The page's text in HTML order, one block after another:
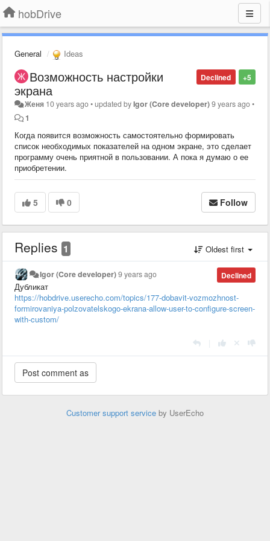
hobDrive
General Ideas
+5
Declined
Возможность настройки
экрана
Женя 10 years ago•updated byIgor (Core developer)9 years ago•
1
Когда появится возможность самостоятельно формировать
список необходимых показателей на одном экране, это сделает
программу очень приятной в пользовании. А пока я думаю о ее
приобретении.
5 0 Follow
Replies 1 Oldest first
Declined
Igor (Core developer)9 years ago
Дубликат
https://hobdrive.userecho.com/topics/177-dobavit-vozmozhnost-
formirovaniya-polzovatelskogo-ekrana-allow-user-to-configure-screen-
with-custom/
Customer support service by UserEcho